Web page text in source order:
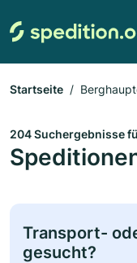
Startseite
204 Suchergebnisse
Transport-
gesucht?